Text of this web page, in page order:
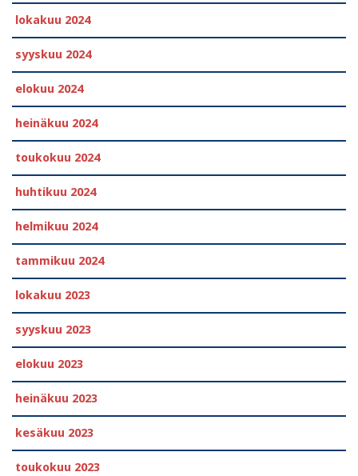
lokakuu 2024
syyskuu 2024
elokuu 2024
heinäkuu 2024
toukokuu 2024
huhtikuu 2024
helmikuu 2024
tammikuu 2024
lokakuu 2023
syyskuu 2023
elokuu 2023
heinäkuu 2023
kesäkuu 2023
toukokuu 2023